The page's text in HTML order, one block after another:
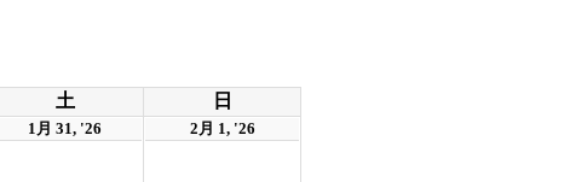
土 日
1月 31, '26 2月 1, '26